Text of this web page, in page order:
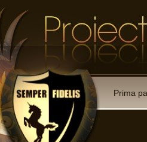
Prima